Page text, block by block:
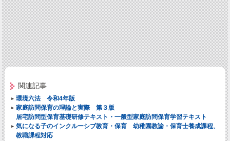
関連記事
環境六法 令和4年版
家庭訪問保育の理論と実際 第３版
居宅訪問型保育基礎研修テキスト・一般型家庭訪問保育学習テキスト
気になる子のインクルーシブ教育・保育 幼稚園教諭・保育士養成課程、
教職課程対応